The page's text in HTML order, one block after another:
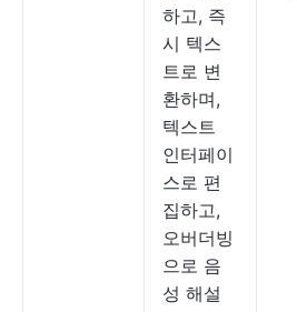
하고, 즉
시 텍스
트로 변
환하며,
텍스트
인터페이
스로 편
집하고,
오버더빙
으로 음
성 해설